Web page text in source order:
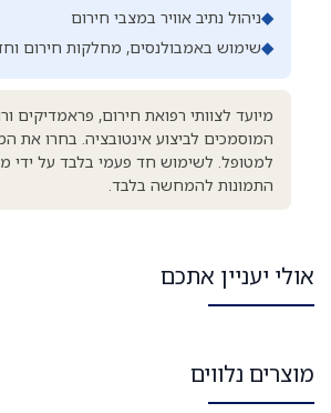
◆ניהול נתיב אוויר במצבי חירום
◆שימוש באמבולנסים, מחלקות חירום
מיועד לצוותי רפואת חירום, פראמדיקים
המוסמכים לביצוע אינטובציה. בחרו את
למטופל. לשימוש חד פעמי בלבד על ידי
התמונות להמחשה בלבד.
אולי יעניין אתכם
מוצרים נלווים